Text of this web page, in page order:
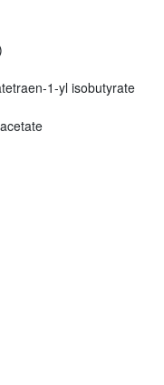
1-yl isobutyrate